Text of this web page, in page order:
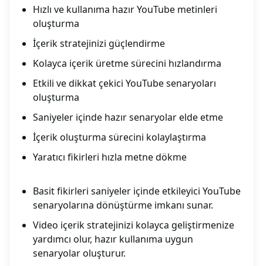
Hızlı ve kullanıma hazır YouTube metinleri
oluşturma
İçerik stratejinizi güçlendirme
Kolayca içerik üretme sürecini hızlandırma
Etkili ve dikkat çekici YouTube senaryoları
oluşturma
Saniyeler içinde hazır senaryolar elde etme
İçerik oluşturma sürecini kolaylaştırma
Yaratıcı fikirleri hızla metne dökme
Basit fikirleri saniyeler içinde etkileyici YouTube
senaryolarına dönüştürme imkanı sunar.
Video içerik stratejinizi kolayca geliştirmenize
yardımcı olur, hazır kullanıma uygun
senaryolar oluşturur.